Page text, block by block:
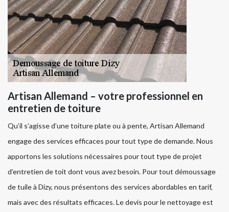
Artisan Allemand – votre professionnel en
entretien de toiture
Qu’il s’agisse d’une toiture plate ou à pente, Artisan Allemand
engage des services efficaces pour tout type de demande. Nous
apportons les solutions nécessaires pour tout type de projet
d’entretien de toit dont vous avez besoin. Pour tout démoussage
de tuile à Dizy, nous présentons des services abordables en tarif,
mais avec des résultats efficaces. Le devis pour le nettoyage est